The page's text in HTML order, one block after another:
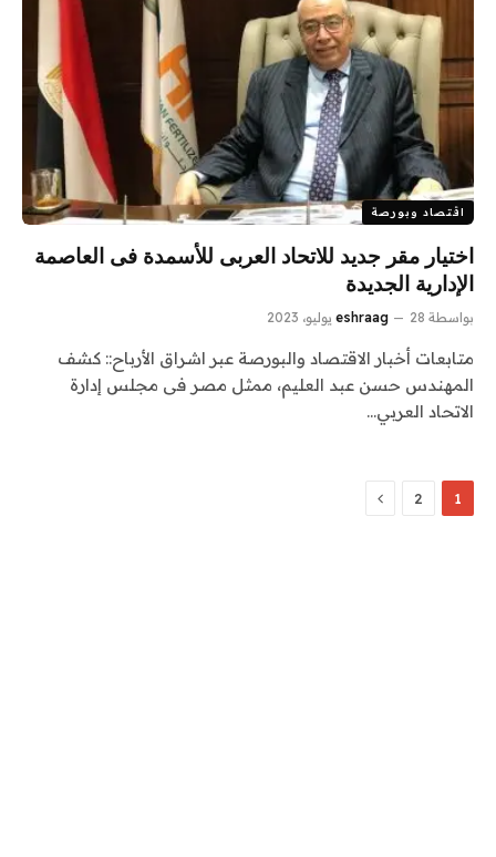
اقتصاد وبورصة
اختيار مقر جديد للاتحاد العربى للأسمدة فى العاصمة
الإدارية الجديدة
بواسطة eshraag 28 يوليو، 2023
متابعات أخبار الاقتصاد والبورصة عبر اشراق الأرباح:: كشف
‏المهندس حسن عبد العليم، ممثل مصر فى مجلس إدارة
الاتحاد العربي…
1
2 التالي